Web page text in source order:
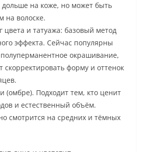
дольше на коже, но может быть
на волоске.
и татуажа: базовый метод
эффекта. Сейчас популярны
окрашивание,
скорректировать форму и оттенок
Подходит тем, кто ценит
и естественный объём.
смотрится на средних и тёмных